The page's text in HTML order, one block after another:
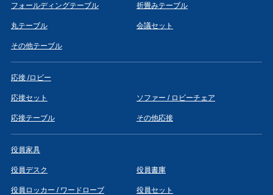
フォールディングテーブル 折畳みテーブル
丸テーブル 会議セット
その他テーブル
応接 /ロビー
応接セット ソファー / ロビーチェア
応接テーブル その他応接
役員家具
役員デスク 役員書庫
役員ロッカー / ワードローブ 役員セット